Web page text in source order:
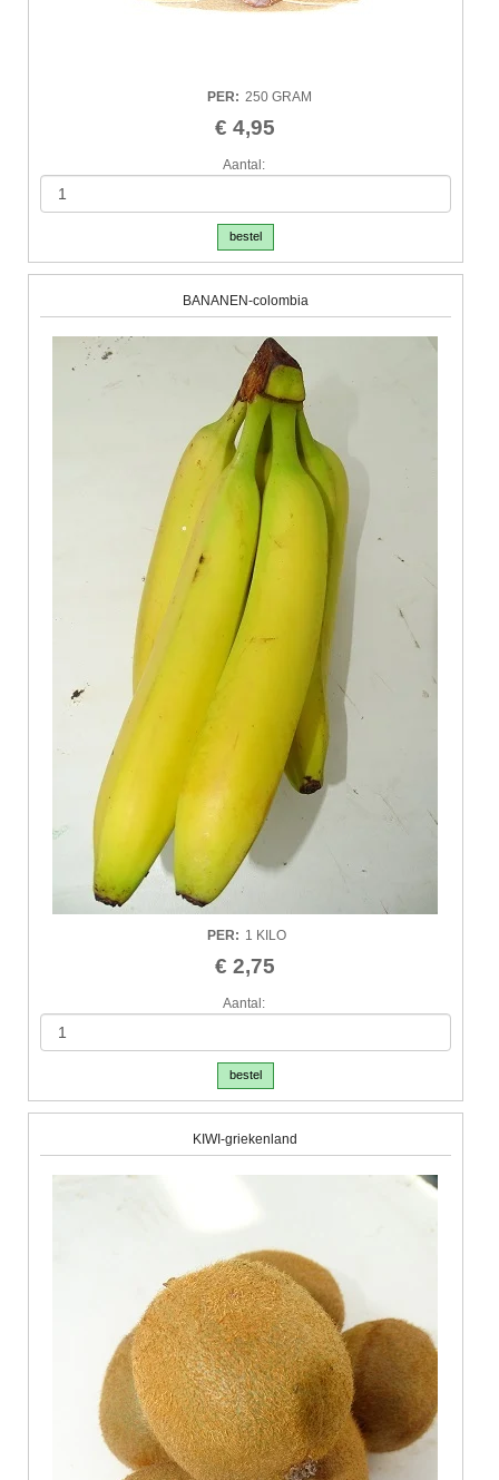
PER: 250 GRAM
€ 4,95
Aantal:
bestel
BANANEN-colombia
PER: 1 KILO
€ 2,75
Aantal:
bestel
KIWI-griekenland